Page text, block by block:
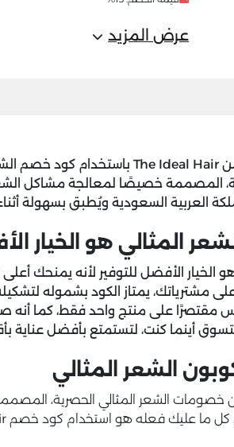
عرض المزيد
كود خصم
المصممة خصيصًا لمعالجة مشاكل
العربية السعودية ويُطبق بسهولة
المثالي هو الخيار
الخيار الأفضل للتوفير لأنه يمنحك
على مشترياتك، يمتاز الكود بشموله
مقتصرًا على منتج واحد فقط، كما أنه
أينما كنت، لتستمتع بأفضل عناية
الشعر المثالي
خصومات الشعر المثالي الحصرية،